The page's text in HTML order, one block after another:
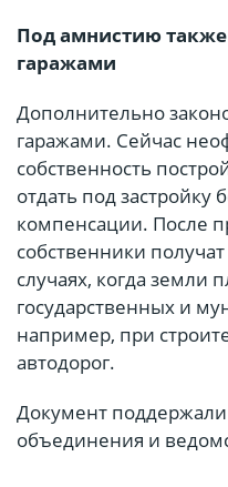
Под амнистию
гаражами
Дополнительно
гаражами. Сейчас
собственность
отдать под застройку
компенсации. После
собственники
случаях, когда земли
государственных и
например, при
автодорог.
Документ
объединения и